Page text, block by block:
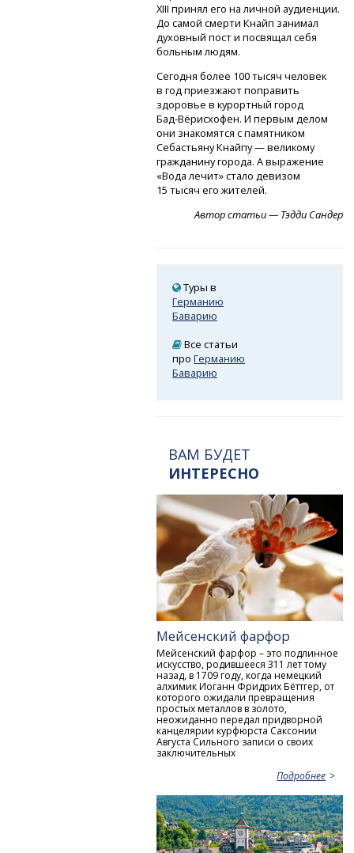
XIII принял его на личной аудиенции.
До самой смерти Кнайп занимал
духовный пост и посвящал себя
больным людям.
Сегодня более 100 тысяч человек
в год приезжают поправить
здоровье в курортный город
Бад-Вёрисхофен. И первым делом
они знакомятся с памятником
Себастьяну Кнайпу — великому
гражданину города. А выражение
«Вода лечит» стало девизом
15 тысяч его жителей.
Автор статьи — Тэдди Сандер
Туры в
Германию
Баварию
Все статьи
проГерманию
Баварию
ВАМ БУДЕТ
ИНТЕРЕСНО
Мейсенский фарфор
Мейсенский фарфор – это подлинное
искусство, родившееся 311 лет тому
назад, в 1709 году, когда немецкий
алхимик Иоганн Фридрих Бёттгер, от
которого ожидали превращения
простых металлов в золото,
неожиданно передал придворной
канцелярии курфюрста Саксонии
Aвгуста Сильного записи о своих
заключительных
Подробнее